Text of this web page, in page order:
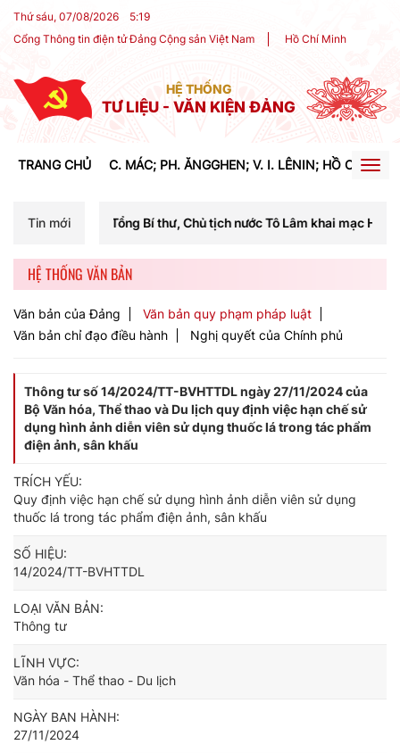
Thứ sáu, 07/08/2026 5:19
Cổng Thông tin điện tử Đảng Cộng sản Việt Nam
Hồ Chí Minh
HỆ THỐNG
TƯ LIỆU - VĂN KIỆN ĐẢNG
TRANG CHỦ C. MÁC; PH. ĂNGGHEN; V. I. LÊNIN; HỒ CHÍ
Tin mới
Bí thư, Chủ tịch nước Tô Lâm khai mạc Hội nghị Trung ương
HỆ THỐNG VĂN BẢN
Văn bản của Đảng
Văn bản quy phạm pháp luật
Văn bản chỉ đạo điều hành
Nghị quyết của Chính phủ
Thông tư số 14/2024/TT-BVHTTDL ngày 27/11/2024 của
Bộ Văn hóa, Thể thao và Du lịch quy định việc hạn chế sử
dụng hình ảnh diễn viên sử dụng thuốc lá trong tác phẩm
điện ảnh, sân khấu
TRÍCH YẾU:
Quy định việc hạn chế sử dụng hình ảnh diễn viên sử dụng
thuốc lá trong tác phẩm điện ảnh, sân khấu
SỐ HIỆU:
14/2024/TT-BVHTTDL
LOẠI VĂN BẢN:
Thông tư
LĨNH VỰC:
Văn hóa - Thể thao - Du lịch
NGÀY BAN HÀNH:
27/11/2024